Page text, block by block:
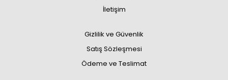
İletişim
Gizlilik ve Güvenlik
Satış Sözleşmesi
Ödeme ve Teslimat